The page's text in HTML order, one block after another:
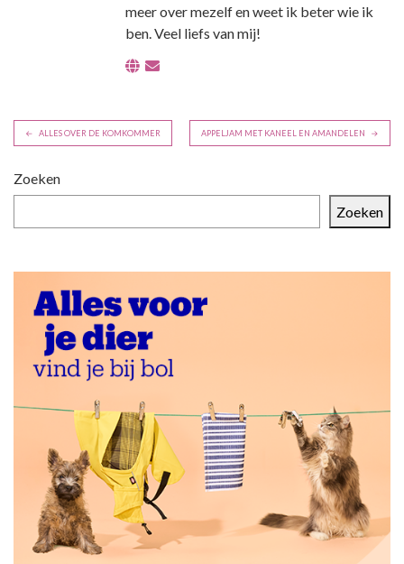
meer over mezelf en weet ik beter wie ik
ben. Veel liefs van mij!
B
r
c
g
ALLES OVER DE KOMKOMMER APPELJAM MET KANEEL EN AMANDELEN
Zoeken
Zoeken